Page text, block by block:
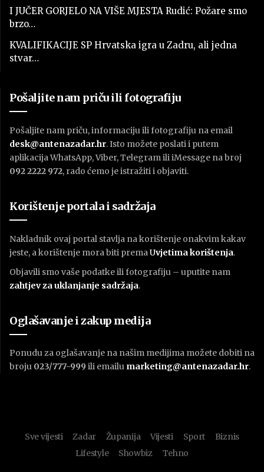
I JUČER GORJELO NA VIŠE MJESTA Rudić: Požare smo
brzo…
KVALIFIKACIJE SP Hrvatska igra u Zadru, ali jedna
stvar…
Pošaljite nam priču ili fotografiju
Pošaljite nam priču, informaciju ili fotografiju na email
desk@antenazadar.hr. Isto možete poslati i putem
aplikacija WhatsApp, Viber, Telegram ili iMessage na broj
092 2222 972, rado ćemo je istražiti i objaviti.
Korištenje portala i sadržaja
Nakladnik ovaj portal stavlja na korištenje onakvim kakav
jeste, a korištenje mora biti prema Uvjetima korištenja.
Objavili smo vaše podatke ili fotografiju – uputite nam
zahtjev za uklanjanje sadržaja.
Oglašavanje i zakup medija
Ponudu za oglašavanje na našim medijima možete dobiti na
broju 023/777-999 ili emailu marketing@antenazadar.hr.
Sve vijesti Zadar Županija Vijesti Sport
Biznis
Lifestyle
Showbiz Tehno